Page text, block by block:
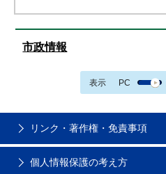
市政情報
表示 PC
リンク・著作権・免責事項
個人情報保護の考え方